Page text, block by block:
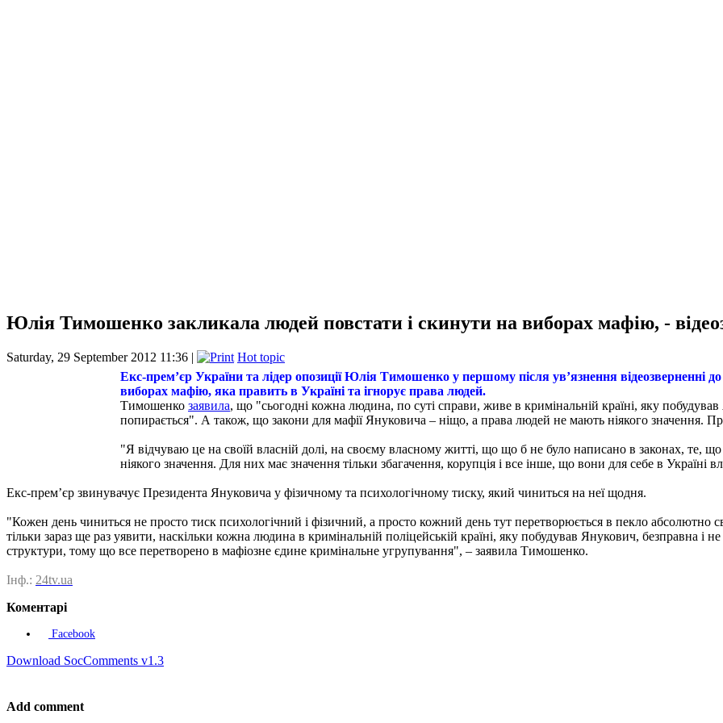
Юлія Тимошенко закликала людей повстати і скинути на виборах мафію, -
Saturday, 29 September 2012 11:36 |
Hot topic
Екс-прем’єр України та лідер опозиції Юлія Тимошенко у першому після ув’язнення відеозверненні
виборах мафію, яка править в Україні та ігнорує права людей.
Тимошенко заявила, що "сьогодні кожна людина, по суті справи, живе в кримінальній країні, яку
попирається". А також, що закони для мафії Януковича – ніщо, а права людей не мають ніякого значення.
"Я відчуваю це на своїй власній долі, на своєму власному житті, що що б не було написано в законах, те,
ніякого значення. Для них має значення тільки збагачення, корупція і все інше, що вони для себе в
Екс-прем’єр звинувачує Президента Януковича у фізичному та психологічному тиску, який чиниться на неї щодня.
"Кожен день чиниться не просто тиск психологічний і фізичний, а просто кожний день тут перетворюється в пекло
тільки зараз ще раз уявити, наскільки кожна людина в кримінальній поліцейській країні, яку побудував Янукович, безправна і
структури, тому що все перетворено в мафіозне єдине кримінальне угрупування", – заявила Тимошенко.
Інф.: 24tv.ua
Коментарі
Facebook
Download SocComments v1.3
Add comment